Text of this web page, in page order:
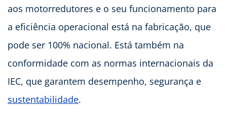
aos motorredutores e o seu funcionamento para
a eficiência operacional está na fabricação, que
pode ser 100% nacional. Está também na
conformidade com as normas internacionais da
IEC, que garantem desempenho, segurança e
sustentabilidade.